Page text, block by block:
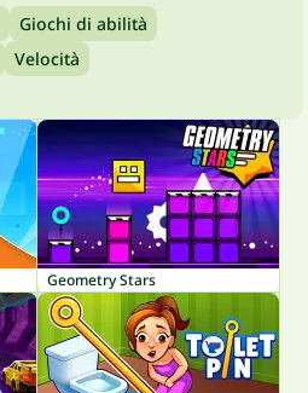
Giochi di abilità
Velocità
Geometry Stars